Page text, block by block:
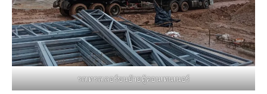
รถเทรลเลอร์ขนย้ายตู้คอนเทนเนอร์